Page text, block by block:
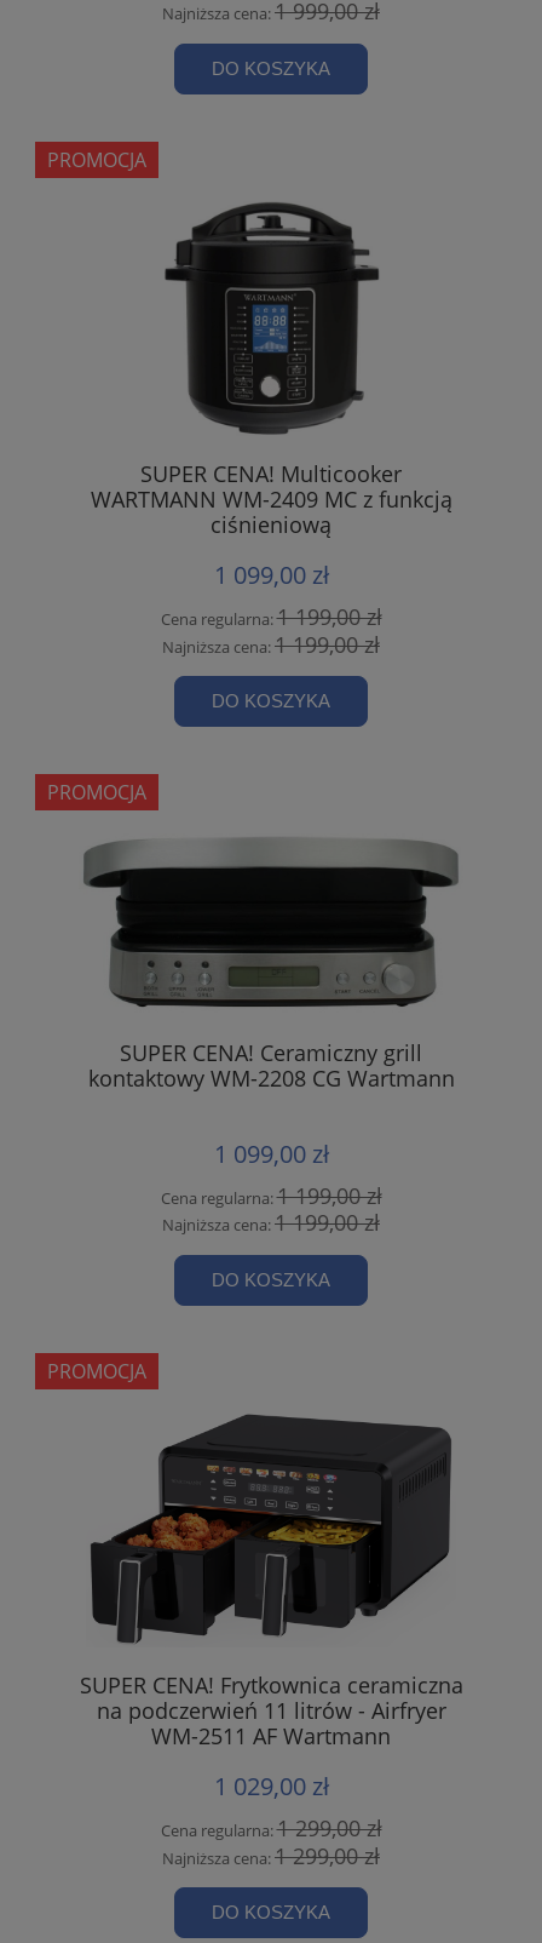
Najniższa cena:1 999,00 zł
DO KOSZYKA
SUPER CENA! Multicooker
WARTMANN WM-2409 MC z funkcją
ciśnieniową
1 099,00 zł
Cena regularna:1 199,00 zł
Najniższa cena:1 199,00 zł
DO KOSZYKA
PROMOCJA
SUPER CENA! Ceramiczny grill
kontaktowy WM-2208 CG Wartmann
1 099,00 zł
Cena regularna:1 199,00 zł
Najniższa cena:1 199,00 zł
DO KOSZYKA
PROMOCJA
SUPER CENA! Frytkownica ceramiczna
na podczerwień 11 litrów - Airfryer
WM-2511 AF Wartmann
1 029,00 zł
Cena regularna:1 299,00 zł
Najniższa cena:1 299,00 zł
DO KOSZYKA
PROMOCJA